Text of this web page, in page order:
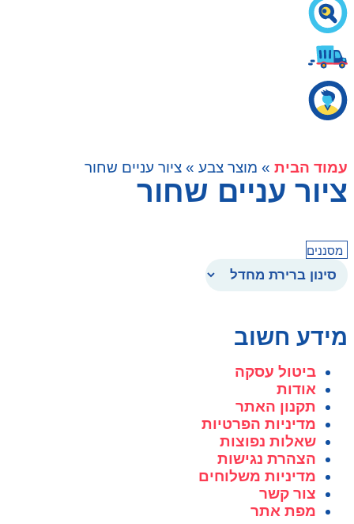
עמוד הבית » מוצר צבע » ציור עניים שחור
ציור עניים שחור
מסננים
מידע חשוב
ביטול עסקה
אודות
תקנון האתר
מדיניות הפרטיות
שאלות נפוצות
הצהרת נגישות
מדיניות משלוחים
צור קשר
מפת אתר